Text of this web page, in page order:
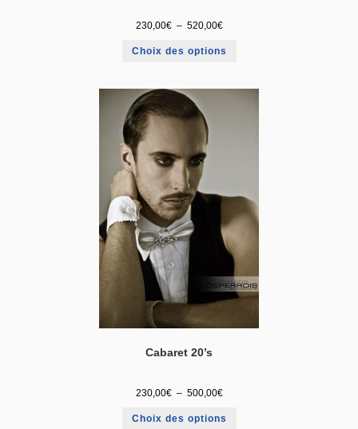
230,00€ – 520,00€
Choix des options
Cabaret 20’s
230,00€ – 500,00€
Choix des options